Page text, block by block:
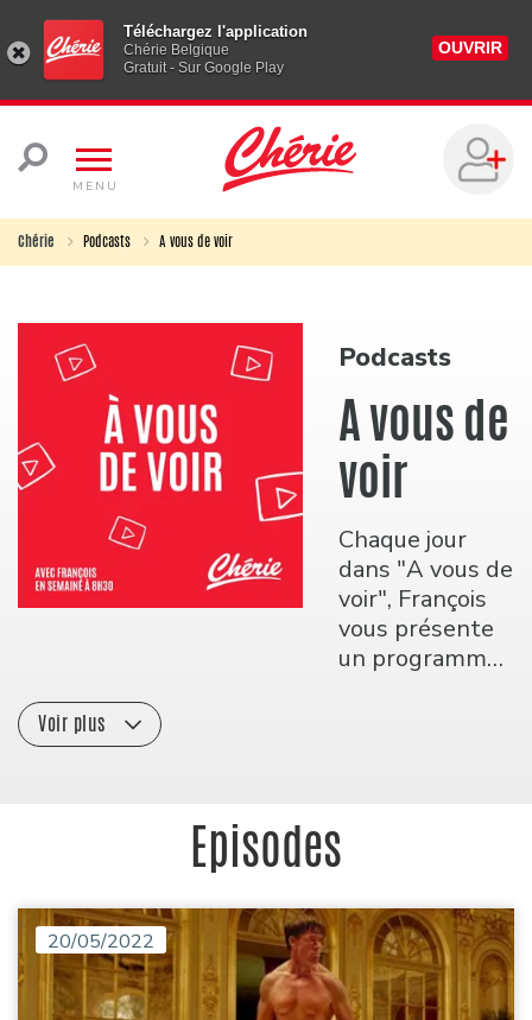
Téléchargez l'application
Chérie Belgique
Gratuit - Sur Google Play
OUVRIR
MENU
Chérie Podcasts A vous de voir
Podcasts
A vous de
voir
Chaque jour
dans "A vous de
voir", François
vous présente
un programme
à la télé ou en
ligne.
Voir plus
Episodes
20/05/2022